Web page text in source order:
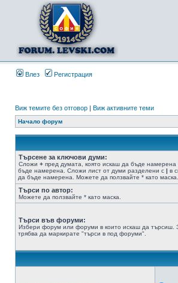
Влез Регистрация
Виж темите без отговор | Виж активните теми
Начало форум
Търсене за ключови думи:
Сложи + пред думата, която искаш да бъде намерена
бъде намерена. Сложи лист от думи разделени с | в
да бъде намерена. Можете да ползвайте * като маска.
Търси по автор:
Можете да ползвайте * като маска.
Търси във форуми:
Избери форум или форуми в които искаш да търсиш.
трябва да маркирате "търси в под форуми".